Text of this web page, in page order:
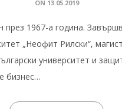
ON 13.05.2019
през 1967-а година.
„Неофит Рилски“,
университет и
бизнес…